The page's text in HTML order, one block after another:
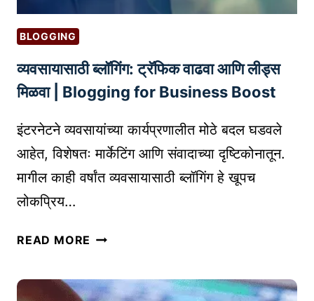
BLOGGING
व्यवसायासाठी ब्लॉगिंग: ट्रॅफिक वाढवा आणि लीड्स
मिळवा | Blogging for Business Boost
इंटरनेटने व्यवसायांच्या कार्यप्रणालीत मोठे बदल घडवले
आहेत, विशेषतः मार्केटिंग आणि संवादाच्या दृष्टिकोनातून.
मागील काही वर्षांत व्यवसायासाठी ब्लॉगिंग हे खूपच
लोकप्रिय…
READ MORE व्य